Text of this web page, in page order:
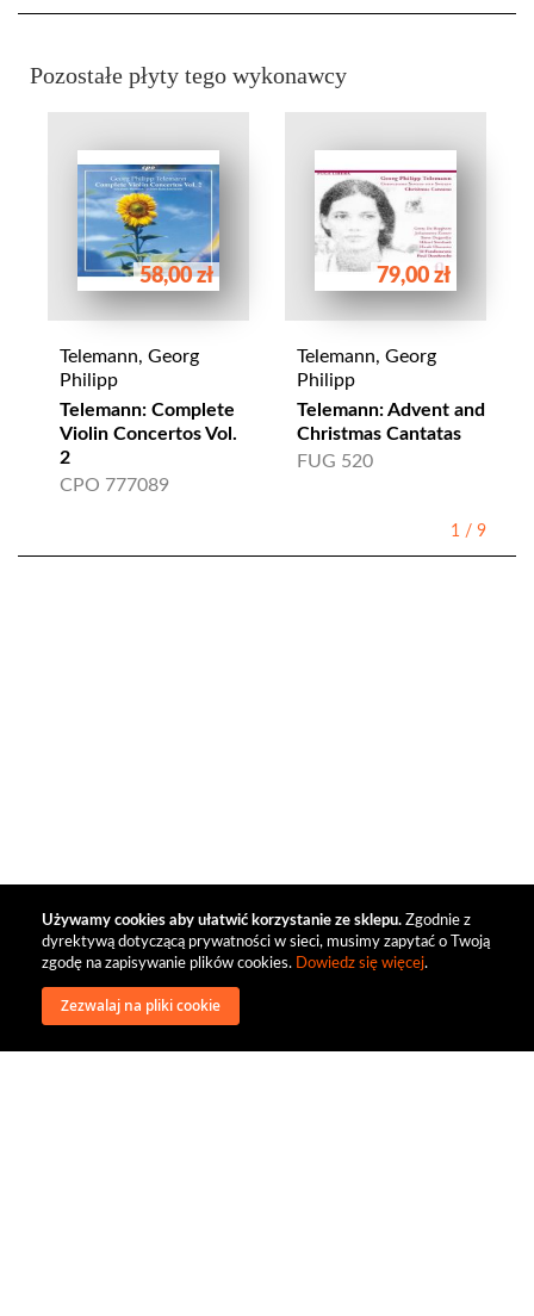
Używamy cookies aby ułatwić korzystanie ze sklepu. Zgodnie z
dyrektywą dotyczącą prywatności w sieci, musimy zapytać o Twoją
zgodę na zapisywanie plików cookies. Dowiedz się więcej.
Zezwalaj na pliki cookie
Pozostałe płyty tego wykonawcy
58,00 zł
Telemann, Georg
Philipp
Telemann: Complete
Violin Concertos Vol.
2
CPO 777089
79,00 zł
Telemann, Georg
Philipp
Telemann: Advent and
Christmas Cantatas
FUG 520
1 / 9